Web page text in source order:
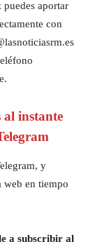
aportar
con
al instante
y
web en tiempo
a subscribir al